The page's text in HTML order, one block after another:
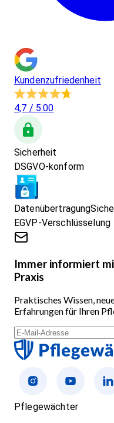
Kundenzufriedenheit
4,7 / 5.00
Sicherheit
DSGVO-konform
Datenübertragung
EGVP-Verschlüsselung
Immer informiert
Praxis
Praktisches Wissen,
Erfahrungen für Ihren
Pflegewächter